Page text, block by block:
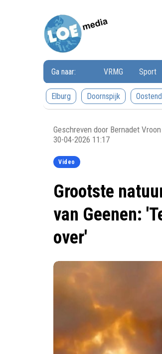
Ga naar: VRMG Sport
Elburg
Doornspijk
Geschreven door Bernadet
30-04-2026 11:17
Video
Grootste
van Geenen:
over'